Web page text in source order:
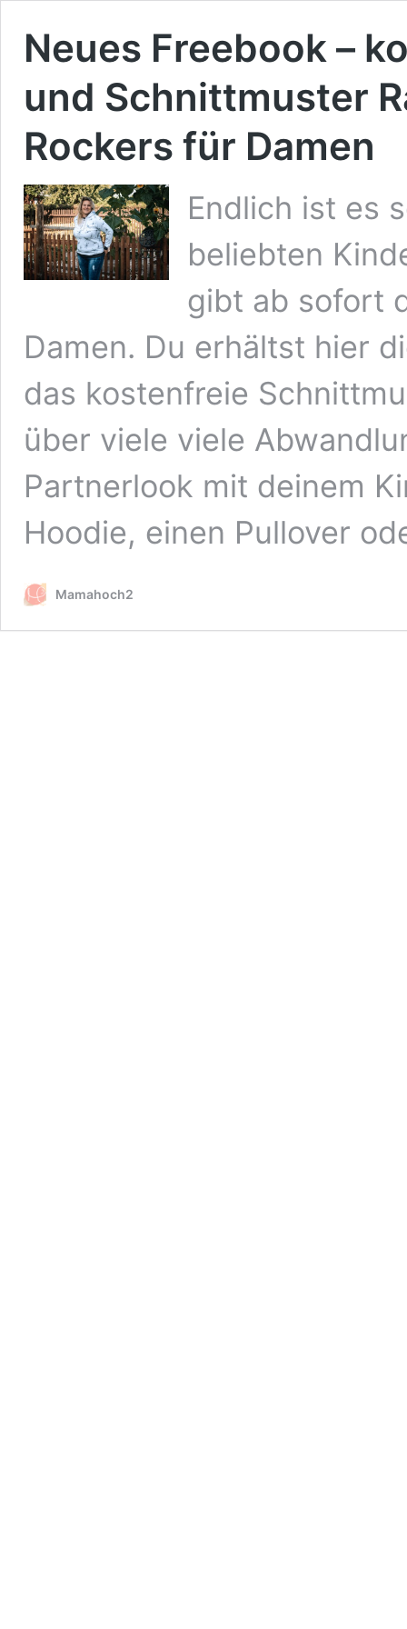
Neues Freebook –
und Schnittmuster
Rockers für Damen
Endlich ist es
beliebten
gibt ab sofort
Damen. Du erhältst hier
das kostenfreie
über viele viele
Partnerlook mit deinem
Hoodie, einen Pullover
Mamahoch2